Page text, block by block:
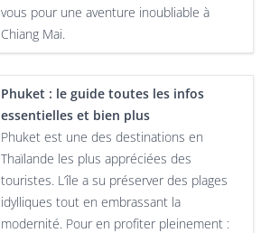
vous pour une aventure inoubliable à
Chiang Mai.
Phuket : le guide toutes les infos
essentielles et bien plus
Phuket est une des destinations en
Thaïlande les plus appréciées des
touristes. L’île a su préserver des plages
idylliques tout en embrassant la
modernité. Pour en profiter pleinement :